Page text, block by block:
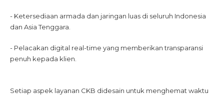
- Ketersediaan armada dan jaringan luas di seluruh Indonesia
dan Asia Tenggara.
- Pelacakan digital real-time yang memberikan transparansi
penuh kepada klien.
Setiap aspek layanan CKB didesain untuk menghemat waktu